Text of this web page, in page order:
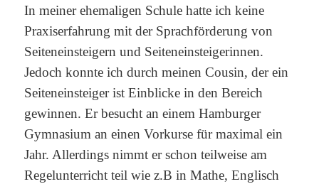
In meiner ehemaligen Schule hatte ich keine
Praxiserfahrung mit der Sprachförderung von
Seiteneinsteigern und Seiteneinsteigerinnen.
Jedoch konnte ich durch meinen Cousin, der ein
Seiteneinsteiger ist Einblicke in den Bereich
gewinnen. Er besucht an einem Hamburger
Gymnasium an einen Vorkurse für maximal ein
Jahr. Allerdings nimmt er schon teilweise am
Regelunterricht teil wie z.B in Mathe, Englisch